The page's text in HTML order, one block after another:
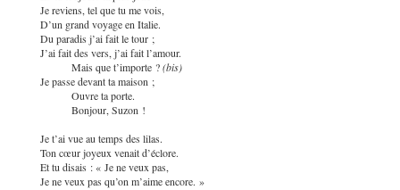
Je reviens, tel que tu me vois,
D’un grand voyage en Italie.
Du paradis j’ai fait le tour ;
J’ai fait des vers, j’ai fait l’amour.
Mais que t’importe ?(bis)
Je passe devant ta maison ;
Ouvre ta porte.
Bonjour, Suzon !
Je t’ai vue au temps des lilas.
Ton cœur joyeux venait d’éclore.
Et tu disais : « Je ne veux pas,
Je ne veux pas qu’on m’aime encore. »